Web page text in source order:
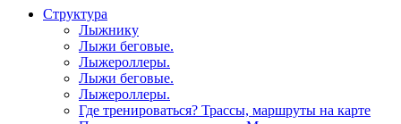
Структура
Лыжнику
Лыжи беговые.
Лыжероллеры.
Лыжи беговые.
Лыжероллеры.
Где тренироваться? Трассы, маршруты на карте